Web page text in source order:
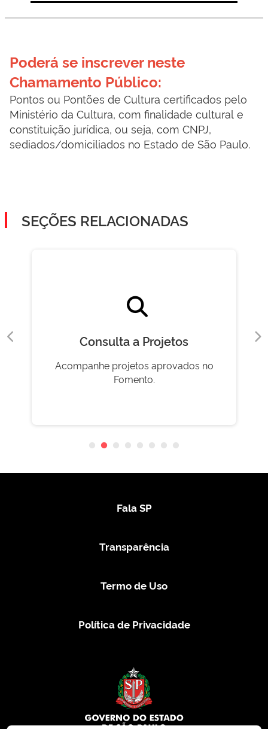
Poderá se inscrever neste
Chamamento Público:
Pontos ou Pontões de Cultura certificados pelo
Ministério da Cultura, com finalidade cultural e
constituição jurídica, ou seja, com CNPJ,
sediados/domiciliados no Estado de São Paulo.
SEÇÕES RELACIONADAS
Consulta a Projetos
Acompanhe projetos aprovados no
Fomento.
Fala SP
Transparência
Termo de Uso
Política de Privacidade